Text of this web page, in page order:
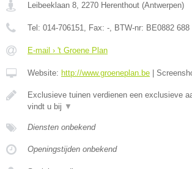
Leibeeklaan 8, 2270 Herenthout (Antwerpen)
Tel: 014-706151, Fax: -, BTW-nr: BE0882 688
E-mail › 't Groene Plan
Website: http://www.groeneplan.be
Exclusieve tuinen verdienen een exclusieve
vindt u bij ▼
Diensten onbekend
Openingstijden onbekend